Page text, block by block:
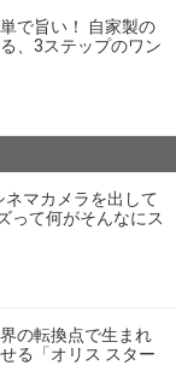
で旨い！ 自家製の
、3ステップのワン
マカメラを出して
って何がそんなにス
の転換点で生まれ
る「オリス スター